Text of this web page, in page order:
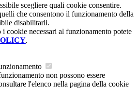
scegliere quali cookie consentire.
che consentono il funzionamento della
disabilitarli.
i cookie necessari al funzionamento potete
.
non possono essere
l'elenco nella pagina della cookie